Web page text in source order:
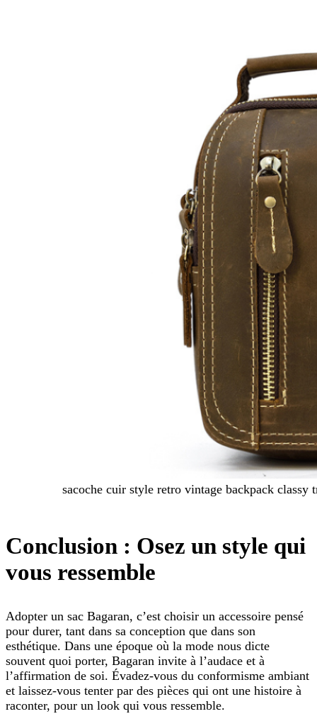
sacoche cuir style retro vintage backpack classy
Conclusion : Osez un style qui
vous ressemble
Adopter un sac Bagaran, c’est choisir un accessoire pensé
pour durer, tant dans sa conception que dans son
esthétique. Dans une époque où la mode nous dicte
souvent quoi porter, Bagaran invite à l’audace et à
l’affirmation de soi. Évadez-vous du conformisme ambiant
et laissez-vous tenter par des pièces qui ont une histoire à
raconter, pour un look qui vous ressemble.